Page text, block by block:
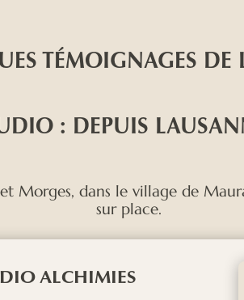
TÉMOIGNAGES DE
: DEPUIS
Morges, dans le village de
sur place.
ALCHIMIES